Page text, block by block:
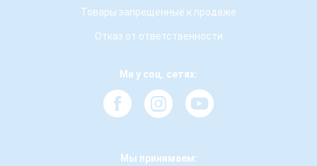
Товары запрещенные к продаже
Отказ от ответственности
Ми у соц. сетях:
Мы принимаем: